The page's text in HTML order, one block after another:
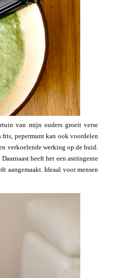
van mijn ouders groeit verse
pepermunt kan ook voordelen
verkoelende werking op de huid.
heeft het een astringente
aangemaakt. Ideaal voor mensen